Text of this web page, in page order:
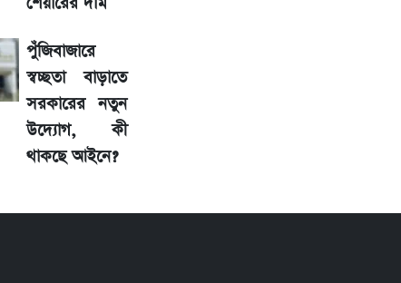
পুঁজিবাজারে
স্বচ্ছতা বাড়াতে
সরকারের নতুন
উদ্যোগ, কী
থাকছে আইনে?